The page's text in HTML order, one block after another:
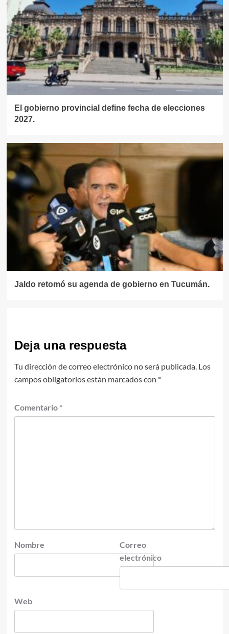
El gobierno provincial define fecha de elecciones
2027.
Jaldo retomó su agenda de gobierno en Tucumán.
Deja una respuesta
Tu dirección de correo electrónico no será publicada. Los
campos obligatorios están marcados con *
Comentario *
Nombre
Correo
electrónico
Web